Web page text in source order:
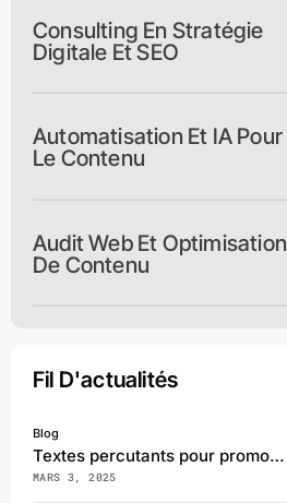
Consulting En Stratégie
Digitale Et SEO
Automatisation Et IA Pour
Le Contenu
Audit Web Et Optimisation
De Contenu
Fil D'actualités
Blog
Textes percutants pour promouvoir vos services en marketing digital
MARS 3, 2025